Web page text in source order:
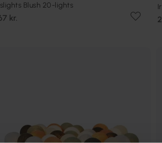
Blush 20-lights
kr.